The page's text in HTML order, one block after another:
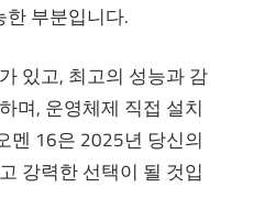
한 부분입니다.
있고, 최고의 성능과 감
며, 운영체제 직접 설치
멘 16은 2025년 당신의
강력한 선택이 될 것입